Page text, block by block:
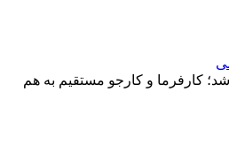
کارفرما و کارجو مستقیم به هم